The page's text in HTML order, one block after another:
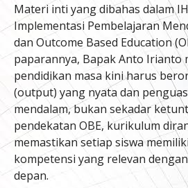
Materi inti yang dibahas dalam
Implementasi Pembelajaran
dan Outcome Based Education
paparannya, Bapak Anto Irianto
pendidikan masa kini harus
(output) yang nyata dan
mendalam, bukan sekadar
pendekatan OBE, kurikulum
memastikan setiap siswa
kompetensi yang relevan
depan.